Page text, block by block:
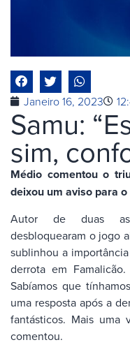
Janeiro 16, 2023
Samu:
sim,
Médio comentou o
deixou um aviso para
Autor de duas
desbloquearam o jogo
sublinhou a
derrota em
Sabíamos que
uma resposta após a
fantásticos. Mais uma
comentou.